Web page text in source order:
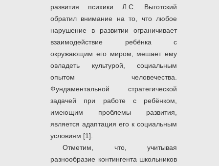
развития психики Л.С. Выготский
обратил внимание на то, что любое
нарушение в развитии ограничивает
взаимодействие ребёнка с
окружающим его миром, мешает ему
овладеть культурой, социальным
опытом человечества.
Фундаментальной стратегической
задачей при работе с ребёнком,
имеющим проблемы развития,
является адаптация его к социальным
условиям [1].
Отметим, что, учитывая
разнообразие контингента школьников